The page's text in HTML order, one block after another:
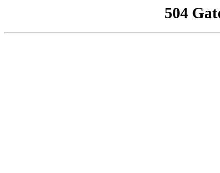
504